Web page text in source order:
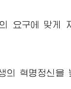
요구에 맞게
의 혁명정신을